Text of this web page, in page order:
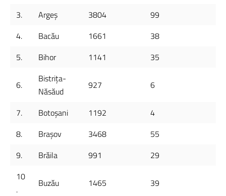
3.
Argeș 3804
99
4.
Bacău 1661
38
5.
Bihor 1141 35
6.
Bistrița-
Năsăud
927 6
7. Botoșani 1192
4
8.
Brașov 3468
55
9.
Brăila 991
29
10
.
Buzău 1465 39